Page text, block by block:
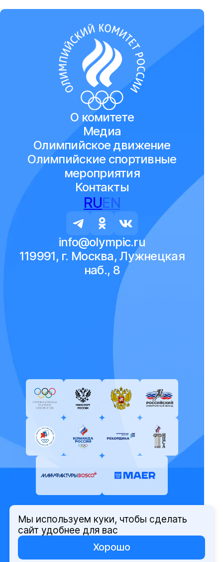
О комитете
Медиа
Олимпийское движение
Олимпийские спортивные
мероприятия
Контакты
RUEN
info@olympic.ru
119991, г. Москва, Лужнецкая
наб., 8
© Олимпийский комитет России,
2026
Политика защиты персональных
Мы используем куки, чтобы сделать
сайт удобнее для вас
Хорошо